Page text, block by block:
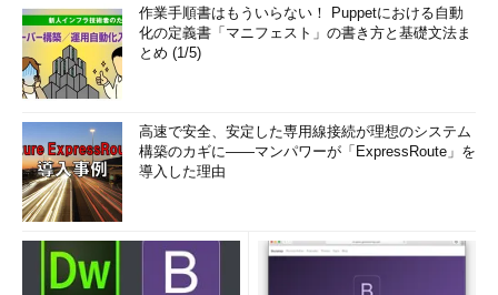
作業手順書はもういらない！ Puppetにおける自動
化の定義書「マニフェスト」の書き方と基礎文法ま
とめ (1/5)
高速で安全、安定した専用線接続が理想のシステム
構築のカギに――マンパワーが「ExpressRoute」を
導入した理由